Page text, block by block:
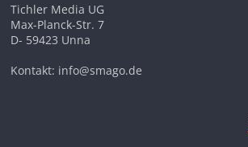
Tichler Media UG
Max-Planck-Str. 7
D- 59423 Unna
Kontakt: info@smago.de